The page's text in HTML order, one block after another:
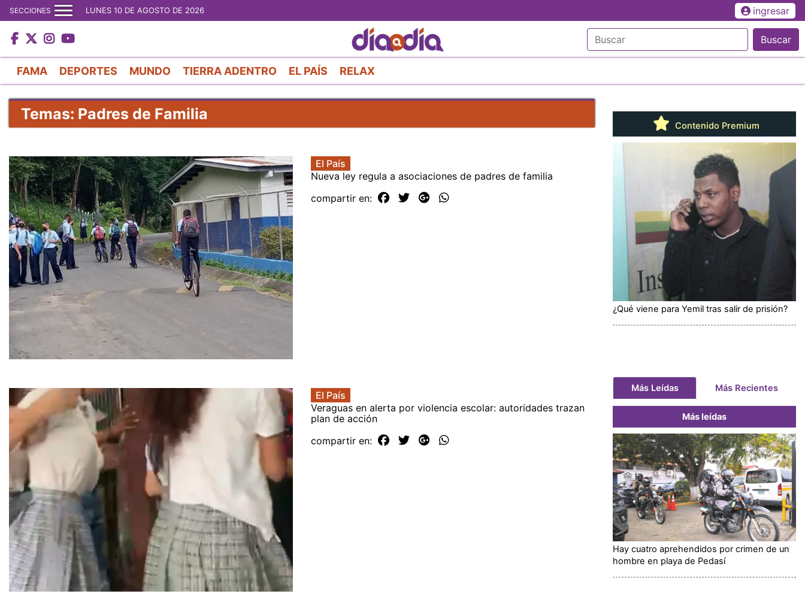
al
contenido
principal
SECCIONES LUNES 10 DE AGOSTO DE 2026 ingresar
Buscar
FAMA DEPORTES MUNDO TIERRA ADENTRO EL PAÍS RELAX
Temas: Padres de Familia
El País
Nueva ley regula a asociaciones de padres de familia
compartir en:
El País
Veraguas en alerta por violencia escolar: autoridades trazan
plan de acción
compartir en:
Contenido Premium
¿Qué viene para Yemil tras salir de prisión?
Más Leídas Más Recientes
Más leídas
Hay cuatro aprehendidos por crimen de un
hombre en playa de Pedasí